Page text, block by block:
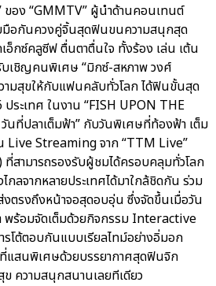
ของ “GMMTV” ผู้นำด้านคอนเทนต์
มือกันควงคู่จิ้นสุดฟินขนความสนุกสุด
เอ็กซ์คลูซีฟ ตื่นตาตื่นใจ ทั้งร้อง เล่น เต้น
เชิญคนพิเศษ “มิกซ์-สหภาพ วงศ์
ามสุขให้กับแฟนคลับทั่วโลก ได้ฟินขั้นสุด
ประเทศ ในงาน “FISH UPON THE
นที่ปลาเต็มฟ้า” กับวันพิเศษที่ท้องฟ้า เต็ม
Live Streaming จาก “TTM Live”
ามารถรองรับผู้ชมได้ครอบคลุมทั่วโลก
ลจากหลายประเทศได้มาใกล้ชิดกัน ร่วม
ตรงถึงหน้าจอสุดอบอุ่น ซึ่งจัดขึ้นเมื่อวัน
พร้อมจัดเต็มด้วยกิจกรรม Interactive
รโต้ตอบกันแบบเรียลไทม์อย่างอิ่มอก
ที่แสนพิเศษด้วยบรรยากาศสุดฟินจิก
ความสนุกสนานเลยทีเดียว